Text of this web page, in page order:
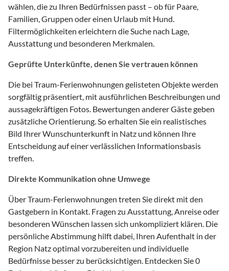
wählen, die zu Ihren Bedürfnissen passt – ob für Paare,
Familien, Gruppen oder einen Urlaub mit Hund.
Filtermöglichkeiten erleichtern die Suche nach Lage,
Ausstattung und besonderen Merkmalen.
Geprüfte Unterkünfte, denen Sie vertrauen können
Die bei Traum-Ferienwohnungen gelisteten Objekte werden
sorgfältig präsentiert, mit ausführlichen Beschreibungen und
aussagekräftigen Fotos. Bewertungen anderer Gäste geben
zusätzliche Orientierung. So erhalten Sie ein realistisches
Bild Ihrer Wunschunterkunft in Natz und können Ihre
Entscheidung auf einer verlässlichen Informationsbasis
treffen.
Direkte Kommunikation ohne Umwege
Über Traum-Ferienwohnungen treten Sie direkt mit den
Gastgebern in Kontakt. Fragen zu Ausstattung, Anreise oder
besonderen Wünschen lassen sich unkompliziert klären. Die
persönliche Abstimmung hilft dabei, Ihren Aufenthalt in der
Region Natz optimal vorzubereiten und individuelle
Bedürfnisse besser zu berücksichtigen. Entdecken Sie 0